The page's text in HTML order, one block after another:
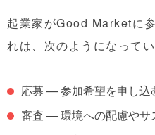
起業家がGood Marketに
れは、次のようになってい
応募 — 参加希望を申し込
審査 — 環境への配慮やサ